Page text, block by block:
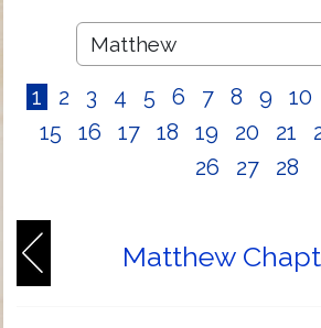
1 2 3 4 5 6 7 8 9 10
15
16 17 18 19 20 21
26
27 28
Matthew